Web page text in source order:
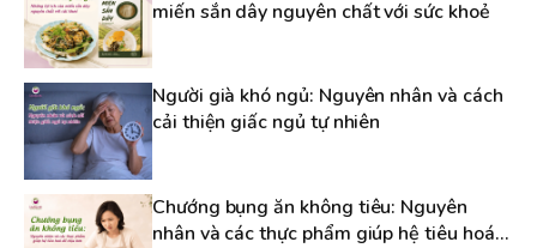
miến sắn dây nguyên chất với sức khoẻ
Người già khó ngủ: Nguyên nhân và cách
cải thiện giấc ngủ tự nhiên
Chướng bụng ăn không tiêu: Nguyên
nhân và các thực phẩm giúp hệ tiêu hoá